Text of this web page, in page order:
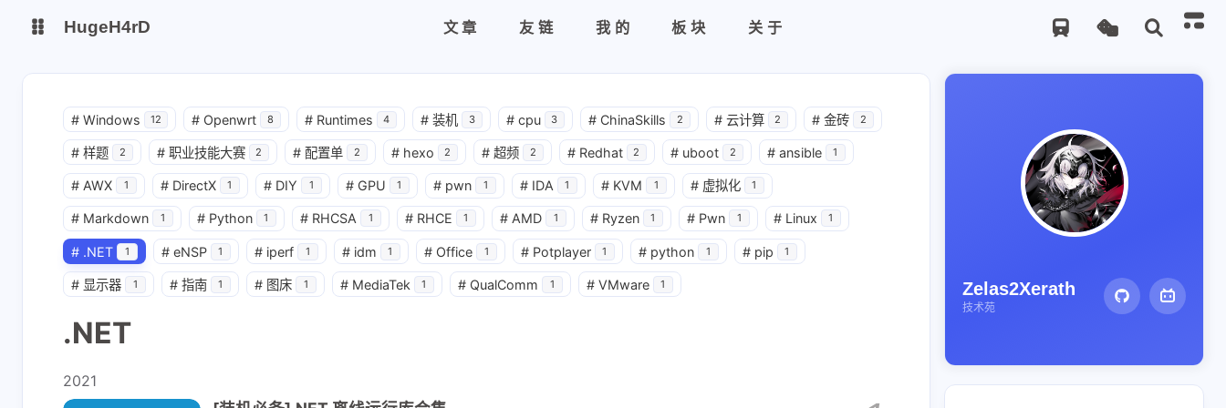
云盘备线
Gitee Page Github Page
HugeH4rD 文章 友链 我的 板块 关于
# Windows 12 # Openwrt 8 # Runtimes 4 # 装机 3 # cpu 3 # ChinaSkills 2 # 云计算 2 # 金砖 2
# 样题 2 # 职业技能大赛 2 # 配置单 2 # hexo 2 # 超频 2 # Redhat 2 # uboot 2 # ansible 1
# AWX 1 # DirectX 1 # DIY 1 # GPU 1 # pwn 1 # IDA 1 # KVM 1 # 虚拟化 1
# Markdown 1 # Python 1 # RHCSA 1 # RHCE 1 # AMD 1 # Ryzen 1 # Pwn 1 # Linux 1
# .NET 1 # eNSP 1 # iperf 1 # idm 1 # Office 1 # Potplayer 1 # python 1 # pip 1
# 显示器 1 # 指南 1 # 图床 1 # MediaTek 1 # QualComm 1 # VMware 1
.NET
2021
Zelas2Xerath
技术苑